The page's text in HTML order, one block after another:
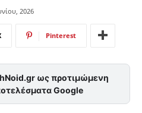
2026
Pinterest
ως προτιμώμενη
Google